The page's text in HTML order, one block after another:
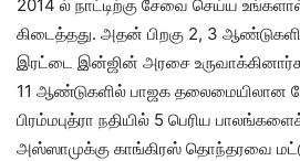
2014 ல் நாட்டிற்கு சேவை செய்ய
கிடைத்தது. அதன் பிறகு 2, 3
இரட்டை இன்ஜின் அரசை
11 ஆண்டுகளில் பாஜக தலைமையிலான
பிரம்மபுத்ரா நதியில் 5 பெரிய
அஸ்ஸாமுக்கு காங்கிரஸ் தொந்தரவை